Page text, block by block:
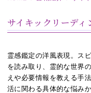
サイキックリーディ
霊感鑑定の洋風表現。ス
を読み取り、霊的な世界
えや必要情報を教える手
活に関わる具体的な悩み